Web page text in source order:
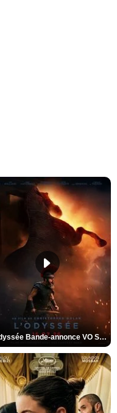
L'Odyssée Bande-annonce VO STFR